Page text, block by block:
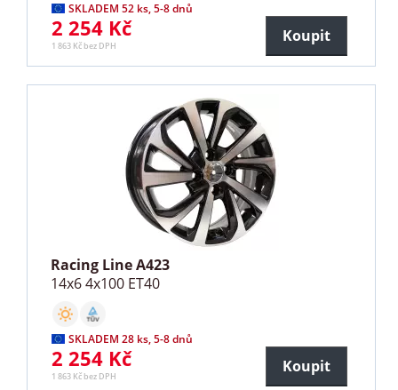
SKLADEM 52 ks, 5-8 dnů
2 254 Kč
1 863 Kč bez DPH
Koupit
Racing Line A423
14x6 4x100 ET40
SKLADEM 28 ks, 5-8 dnů
2 254 Kč
1 863 Kč bez DPH
Koupit